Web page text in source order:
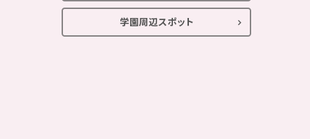
学園周辺スポット